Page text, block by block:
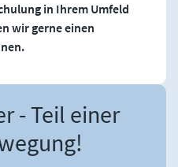
in Ihrem Umfeld
wir gerne einen
- Teil einer